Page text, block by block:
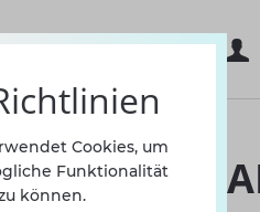
Cookies, um
Funktionalität
können.